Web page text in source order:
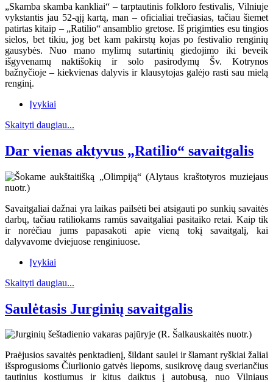
„Skamba skamba kankliai“ – tarptautinis folkloro festivalis, Vilniuje
vykstantis jau 52-ąjį kartą, man – oficialiai trečiasias, tačiau šiemet
patirtas kitaip – „Ratilio“ ansamblio gretose. Iš prigimties esu tingios
sielos, bet tikiu, jog bet kam pakirstų kojas po festivalio renginių
gausybės. Nuo mano mylimų sutartinių giedojimo iki beveik
išgyvenamų naktišokių ir solo pasirodymų Šv. Kotrynos
bažnyčioje – kiekvienas dalyvis ir klausytojas galėjo rasti sau mielą
renginį.
Įvykiai
Skaityti daugiau...
Dar vienas aktyvus „Ratilio“ savaitgalis
Savaitgaliai dažnai yra laikas pailsėti bei atsigauti po sunkių savaitės
darbų, tačiau ratiliokams ramūs savaitgaliai pasitaiko retai. Kaip tik
ir norėčiau jums papasakoti apie vieną tokį savaitgalį, kai
dalyvavome dviejuose renginiuose.
Įvykiai
Skaityti daugiau...
Saulėtasis Jurginių savaitgalis
Praėjusios savaitės penktadienį, šildant saulei ir šlamant ryškiai žaliai
išsprogusioms Čiurlionio gatvės liepoms, susikrovę daug sveriančius
tautinius kostiumus ir kitus daiktus į autobusą, nuo Vilniaus